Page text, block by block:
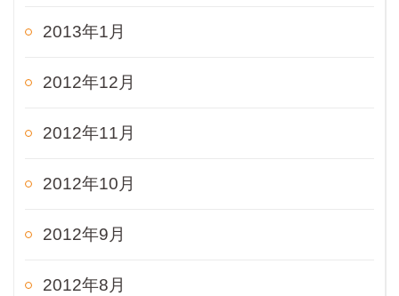
2013年1月
2012年12月
2012年11月
2012年10月
2012年9月
2012年8月